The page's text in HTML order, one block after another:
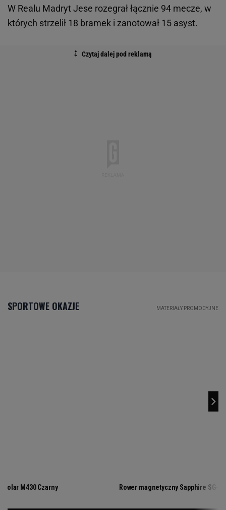
W Realu Madryt Jese rozegrał łącznie 94 mecze, w
których strzelił 18 bramek i zanotował 15 asyst.